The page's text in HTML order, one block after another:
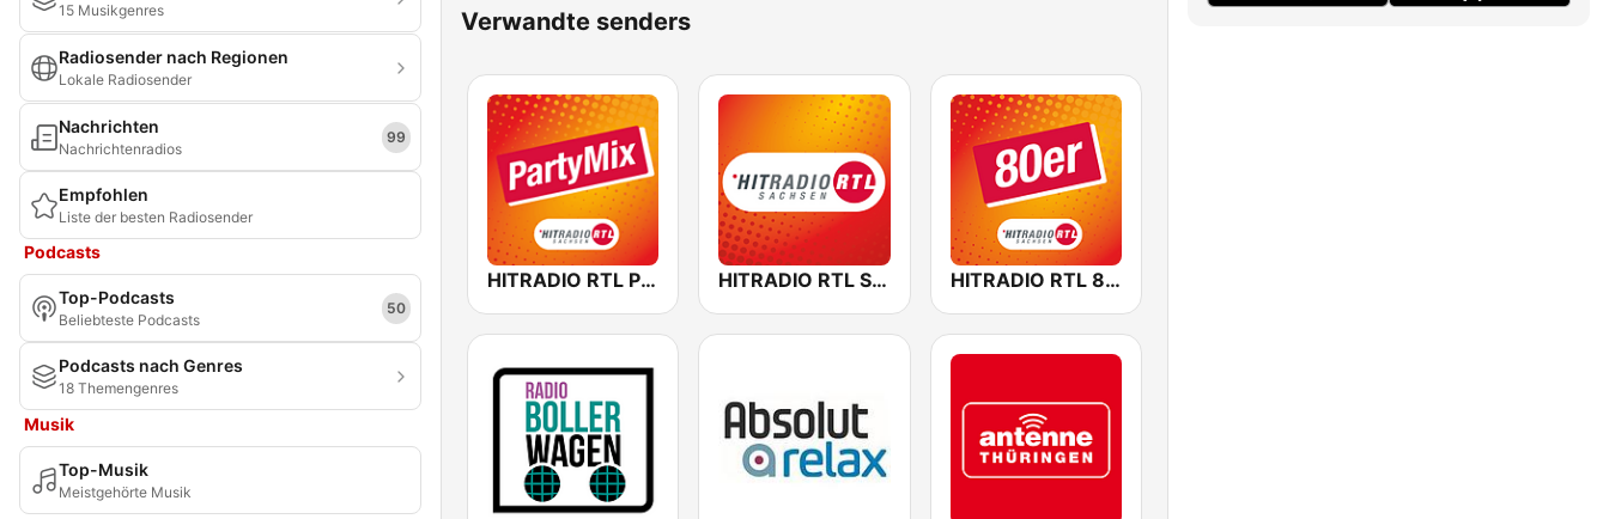
15 Musikgenres
Radiosender nach Regionen
Lokale Radiosender
Nachrichten
Nachrichtenradios
99
Empfohlen
Liste der besten Radiosender
Podcasts
Top-Podcasts
Beliebteste Podcasts
50
Podcasts nach Genres
18 Themengenres
Musik
Top-Musik
Meistgehörte Musik
Verwandte senders
HITRADIO RTL PartyMix HITRADIO RTL Sachsen HITRADIO RTL 80er